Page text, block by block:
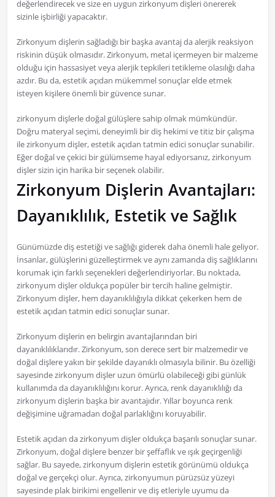
değerlendirecek ve size en uygun zirkonyum dişleri önererek
sizinle işbirliği yapacaktır.
Zirkonyum dişlerin sağladığı bir başka avantaj da alerjik reaksiyon
riskinin düşük olmasıdır. Zirkonyum, metal içermeyen bir malzeme
olduğu için hassasiyet veya alerjik tepkileri tetikleme olasılığı daha
azdır. Bu da, estetik açıdan mükemmel sonuçlar elde etmek
isteyen kişilere önemli bir güvence sunar.
zirkonyum dişlerle doğal gülüşlere sahip olmak mümkündür.
Doğru materyal seçimi, deneyimli bir diş hekimi ve titiz bir çalışma
ile zirkonyum dişler, estetik açıdan tatmin edici sonuçlar sunabilir.
Eğer doğal ve çekici bir gülümseme hayal ediyorsanız, zirkonyum
dişler sizin için harika bir seçenek olabilir.
Zirkonyum Dişlerin Avantajları:
Dayanıklılık, Estetik ve Sağlık
Günümüzde diş estetiği ve sağlığı giderek daha önemli hale geliyor.
İnsanlar, gülüşlerini güzelleştirmek ve aynı zamanda diş sağlıklarını
korumak için farklı seçenekleri değerlendiriyorlar. Bu noktada,
zirkonyum dişler oldukça popüler bir tercih haline gelmiştir.
Zirkonyum dişler, hem dayanıklılığıyla dikkat çekerken hem de
estetik açıdan tatmin edici sonuçlar sunar.
Zirkonyum dişlerin en belirgin avantajlarından biri
dayanıklılıklarıdır. Zirkonyum, son derece sert bir malzemedir ve
doğal dişlere yakın bir şekilde dayanıklı olmasıyla bilinir. Bu özelliği
sayesinde zirkonyum dişler uzun ömürlü olabileceği gibi günlük
kullanımda da dayanıklılığını korur. Ayrıca, renk dayanıklılığı da
zirkonyum dişlerin başka bir avantajıdır. Yıllar boyunca renk
değişimine uğramadan doğal parlaklığını koruyabilir.
Estetik açıdan da zirkonyum dişler oldukça başarılı sonuçlar sunar.
Zirkonyum, doğal dişlere benzer bir şeffaflık ve ışık geçirgenliği
sağlar. Bu sayede, zirkonyum dişlerin estetik görünümü oldukça
doğal ve gerçekçi olur. Ayrıca, zirkonyumun pürüzsüz yüzeyi
sayesinde plak birikimi engellenir ve diş etleriyle uyumu da